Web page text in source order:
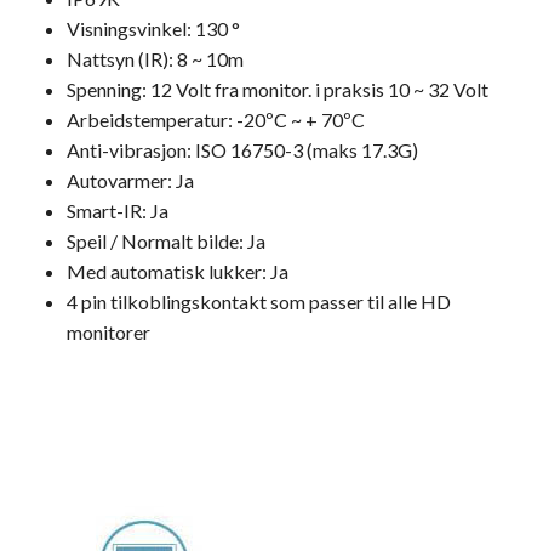
Visningsvinkel: 130 °
Nattsyn (IR): 8 ~ 10m
Spenning: 12 Volt fra monitor. i praksis 10 ~ 32 Volt
Arbeidstemperatur: -20ºC ~ + 70ºC
Anti-vibrasjon: ISO 16750-3 (maks 17.3G)
Autovarmer: Ja
Smart-IR: Ja
Speil / Normalt bilde: Ja
Med automatisk lukker: Ja
4 pin tilkoblingskontakt som passer til alle HD
monitorer